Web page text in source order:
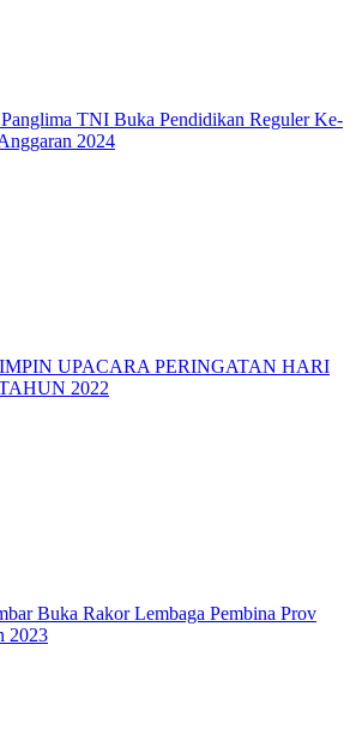
TNI Buka Pendidikan Reguler Ke-
2024
UPACARA PERINGATAN HARI
2022
Buka Rakor Lembaga Pembina Prov
2023